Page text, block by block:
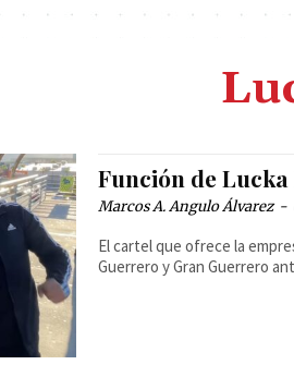
Función de
Marcos A. Angulo Álvarez -
El cartel que ofrece la
Guerrero y Gran Guerrero